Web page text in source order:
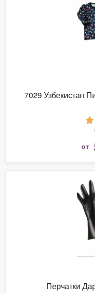
7029 Узбекистан
от
Перчатки